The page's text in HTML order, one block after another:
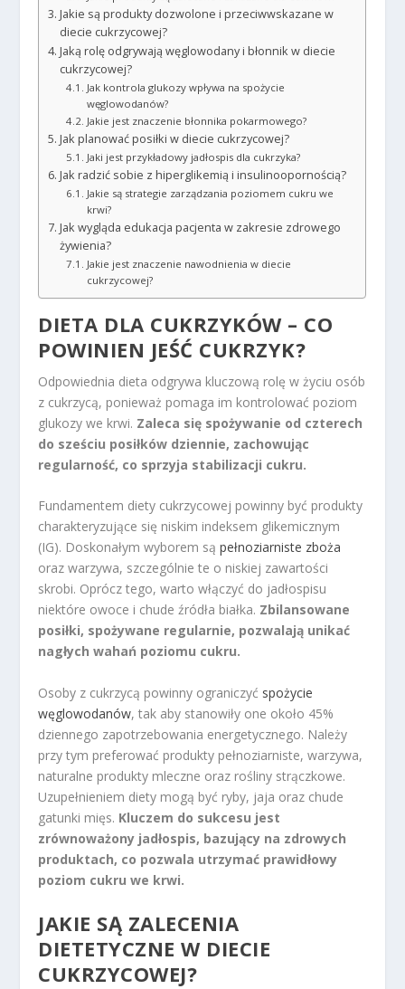
Jakie są produkty dozwolone i przeciwwskazane w
diecie cukrzycowej?
Jaką rolę odgrywają węglowodany i błonnik w diecie
cukrzycowej?
Jak kontrola glukozy wpływa na spożycie
węglowodanów?
Jakie jest znaczenie błonnika pokarmowego?
Jak planować posiłki w diecie cukrzycowej?
Jaki jest przykładowy jadłospis dla cukrzyka?
Jak radzić sobie z hiperglikemią i insulinoopornością?
Jakie są strategie zarządzania poziomem cukru we
krwi?
Jak wygląda edukacja pacjenta w zakresie zdrowego
żywienia?
Jakie jest znaczenie nawodnienia w diecie
cukrzycowej?
DIETA DLA CUKRZYKÓW – CO
POWINIEN JEŚĆ CUKRZYK?
Odpowiednia dieta odgrywa kluczową rolę w życiu osób
z cukrzycą, ponieważ pomaga im kontrolować poziom
glukozy we krwi. Zaleca się spożywanie od czterech
do sześciu posiłków dziennie, zachowując
regularność, co sprzyja stabilizacji cukru.
Fundamentem diety cukrzycowej powinny być produkty
charakteryzujące się niskim indeksem glikemicznym
(IG). Doskonałym wyborem sąpełnoziarniste zboża
oraz warzywa, szczególnie te o niskiej zawartości
skrobi. Oprócz tego, warto włączyć do jadłospisu
niektóre owoce i chude źródła białka. Zbilansowane
posiłki, spożywane regularnie, pozwalają unikać
nagłych wahań poziomu cukru.
Osoby z cukrzycą powinny ograniczyć spożycie
węglowodanów, tak aby stanowiły one około 45%
dziennego zapotrzebowania energetycznego. Należy
przy tym preferować produkty pełnoziarniste, warzywa,
naturalne produkty mleczne oraz rośliny strączkowe.
Uzupełnieniem diety mogą być ryby, jaja oraz chude
gatunki mięs. Kluczem do sukcesu jest
zrównoważony jadłospis, bazujący na zdrowych
produktach, co pozwala utrzymać prawidłowy
poziom cukru we krwi.
JAKIE SĄ ZALECENIA
DIETETYCZNE W DIECIE
CUKRZYCOWEJ?